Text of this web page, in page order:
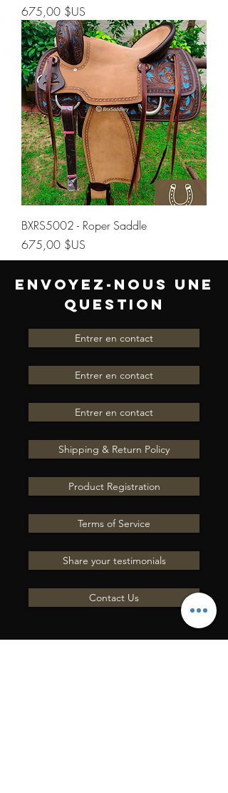
Prix
675,00 $US
BXRS5002 - Roper Saddle
Prix
675,00 $US
ENVOYEZ-NOUS UNE
QUESTION
Entrer en contact
Entrer en contact
Entrer en contact
Shipping & Return Policy
Product Registration
Terms of Service
Share your testimonials
Contact Us